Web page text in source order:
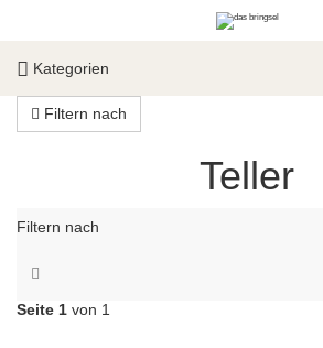
Kategorien
Filtern nach
Teller
Filtern nach
Seite 1 von 1